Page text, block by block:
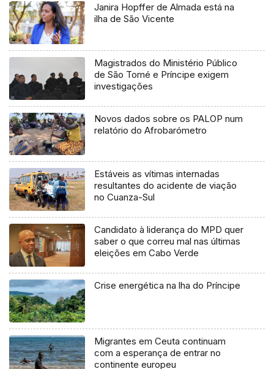
Janira Hopffer de Almada está na
ilha de São Vicente
Magistrados do Ministério Público
de São Tomé e Príncipe exigem
investigações
Novos dados sobre os PALOP num
relatório do Afrobarómetro
Estáveis as vítimas internadas
resultantes do acidente de viação
no Cuanza-Sul
Candidato à liderança do MPD quer
saber o que correu mal nas últimas
eleições em Cabo Verde
Crise energética na lha do Príncipe
Migrantes em Ceuta continuam
com a esperança de entrar no
continente europeu